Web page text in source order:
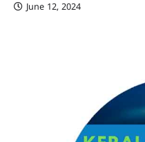
June 12, 2024